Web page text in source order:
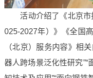
活动介绍了《北京市
025-2027年）》《全国
（北京）服务内容》相
器人跨场景泛化性研究